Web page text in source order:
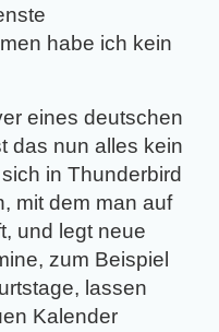
habe ich kein
eines deutschen
das nun alles kein
in Thunderbird
mit dem man auf
und legt neue
zum Beispiel
lassen
Kalender